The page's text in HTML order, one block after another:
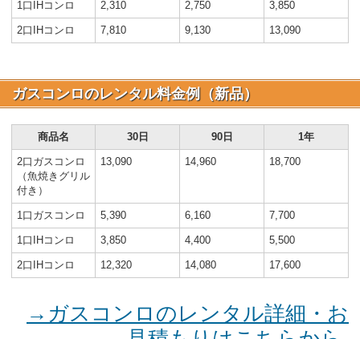
1口IHコンロ 2,310 2,750 3,850
2口IHコンロ 7,810 9,130 13,090
ガスコンロのレンタル料金例（新品）
商品名 30日 90日 1年
2口ガスコンロ
（魚焼きグリル
付き）
13,090 14,960 18,700
1口ガスコンロ 5,390 6,160 7,700
1口IHコンロ 3,850 4,400 5,500
2口IHコンロ 12,320 14,080 17,600
→ガスコンロのレンタル詳細・お